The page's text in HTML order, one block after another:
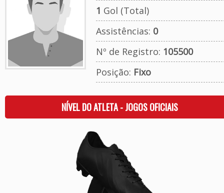
1 Gol (Total)
Assistências: 0
Nº de Registro: 105500
Posição: Fixo
NÍVEL DO ATLETA - JOGOS OFICIAIS